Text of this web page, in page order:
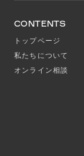
CONTENTS
トップページ
私たちについて
オンライン相談